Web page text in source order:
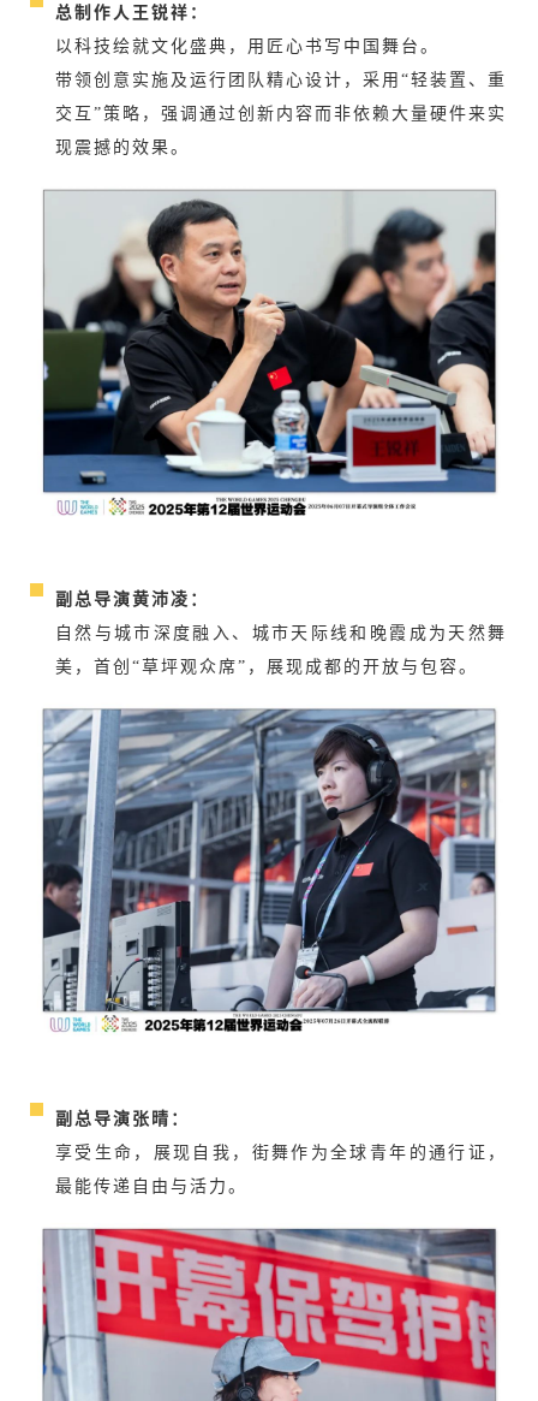
总制作人王锐祥：
以科技绘就文化盛典，用匠心书写中国舞台。
带领创意实施及运行团队精心设计，采用“轻装置、重
交互”策略，强调通过创新内容而非依赖大量硬件来实
现震撼的效果。
副总导演黄沛凌 ：
自然与城市深度融入、城市天际线和晚霞成为天然舞
美，首创“草坪观众席”，展现成都的开放与包容。
副总导演张晴：
享受生命，展现自我，街舞作为全球青年的通行证，
最能传递自由与活力。